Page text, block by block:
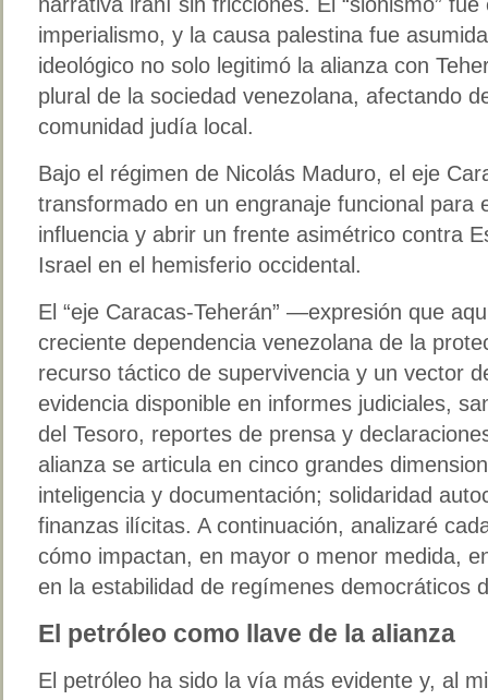
imperialismo, y la causa palestina fue
ideológico no solo legitimó la alianza con
plural de la sociedad venezolana, afectando
comunidad judía local.
Bajo el régimen de Nicolás Maduro, el eje
transformado en un engranaje funcional para
influencia y abrir un frente asimétrico contra
Israel en el hemisferio occidental.
El “eje Caracas-Teherán” —expresión que
creciente dependencia venezolana de la
recurso táctico de supervivencia y un vector
evidencia disponible en informes judiciales,
del Tesoro, reportes de prensa y
alianza se articula en cinco grandes
inteligencia y documentación; solidaridad
finanzas ilícitas. A continuación, analizaré
cómo impactan, en mayor o menor medida,
en la estabilidad de regímenes democráticos
El petróleo como llave de la alianza
El petróleo ha sido la vía más evidente y, al